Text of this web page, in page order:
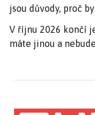
jsou důvody, proč
V říjnu 2026 končí
máte jinou a